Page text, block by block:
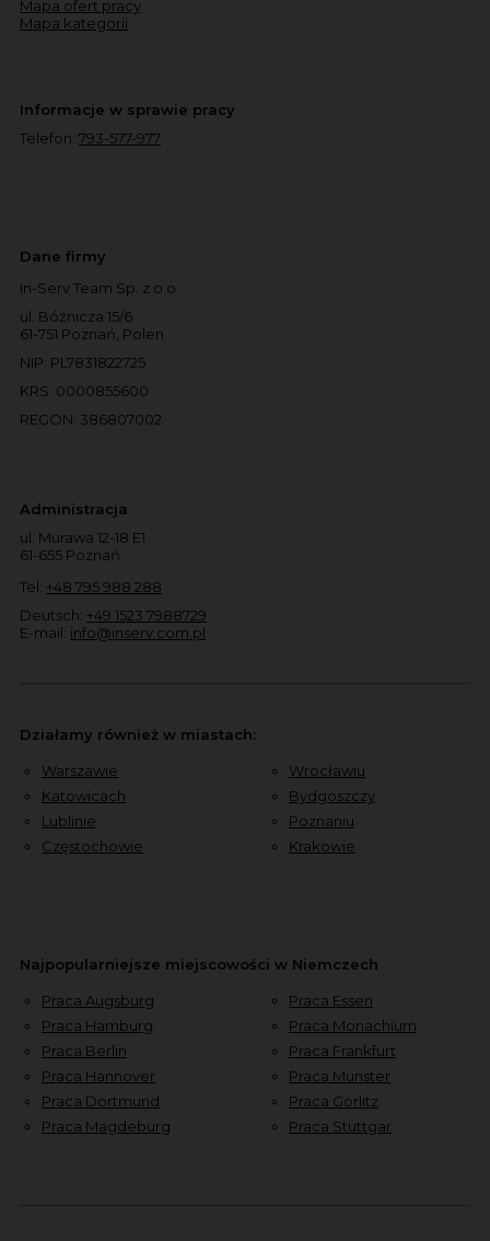
Mapa ofert pracy
Mapa kategorii
Informacje w sprawie pracy
Telefon: 793-577-977
Dane firmy
In-Serv Team Sp. z o.o.
ul. Bóżnicza 15/6
61-751 Poznań, Polen
NIP: PL7831822725
KRS: 0000855600
REGON: 386807002
Administracja
ul. Murawa 12-18 E1
61-655 Poznań
Tel: +48 795 988 288
Deutsch: +49 1523 7988729
E-mail: info@inserv.com.pl
Działamy również w miastach:
Warszawie
Katowicach
Lublinie
Częstochowie
Wrocławiu
Bydgoszczy
Poznaniu
Krakowie
Najpopularniejsze miejscowości w Niemczech
Praca Augsburg
Praca Hamburg
Praca Berlin
Praca Hannover
Praca Dortmund
Praca Magdeburg
Praca Essen
Praca Monachium
Praca Frankfurt
Praca Munster
Praca Görlitz
Praca Stuttgar